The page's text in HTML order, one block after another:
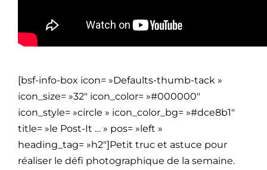
[bsf-info-box icon= »Defaults-thumb-tack »
icon_size= »32″ icon_color= »#000000″
icon_style= »circle » icon_color_bg= »#dce8b1″
title= »le Post-It … » pos= »left »
heading_tag= »h2″]Petit truc et astuce pour
réaliser le défi photographique de la semaine.